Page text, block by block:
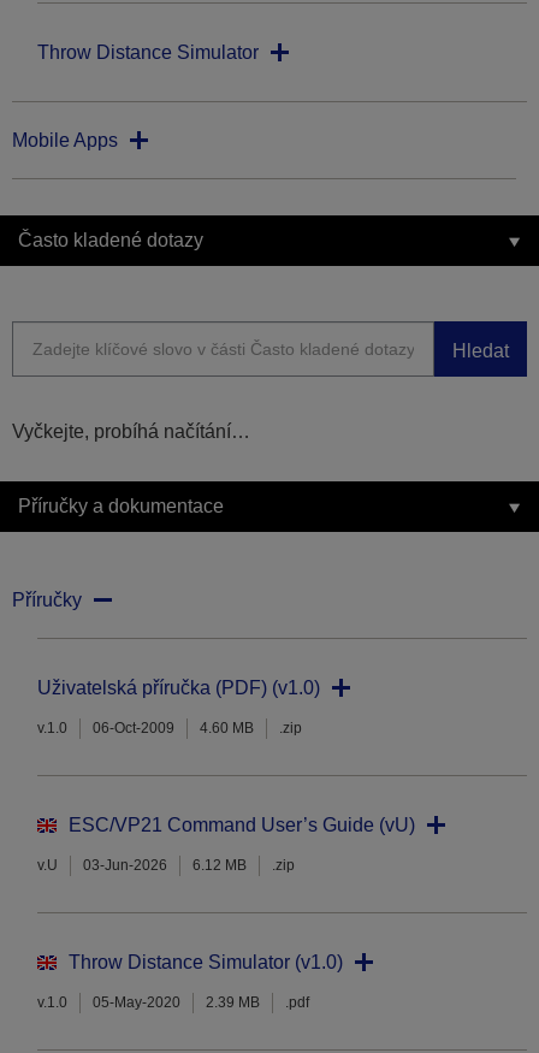
Throw Distance Simulator
Mobile Apps
Často kladené dotazy
Hledat
Vyčkejte, probíhá načítání…
Příručky a dokumentace
Příručky
Uživatelská příručka (PDF) (v1.0)
v.1.0 06-Oct-2009 4.60 MB .zip
ESC/VP21 Command User’s Guide (vU)
v.U 03-Jun-2026 6.12 MB .zip
Throw Distance Simulator (v1.0)
v.1.0 05-May-2020 2.39 MB .pdf